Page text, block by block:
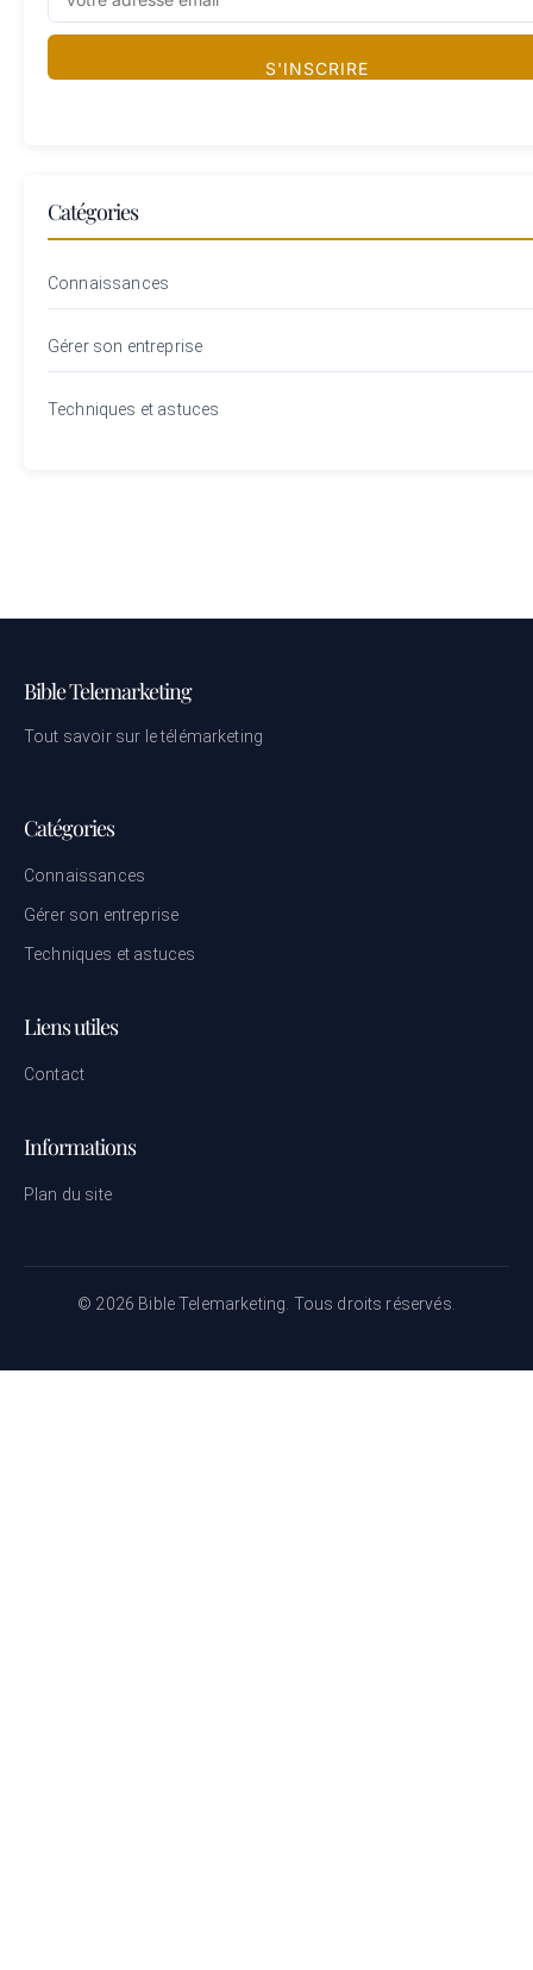
S'INSCRIRE
Catégories
Connaissances
Gérer son entreprise
Techniques et astuces
Bible Telemarketing
Tout savoir sur le télémarketing
Catégories
Connaissances
Gérer son entreprise
Techniques et astuces
Liens utiles
Contact
Informations
Plan du site
© 2026 Bible Telemarketing. Tous droits réservés.